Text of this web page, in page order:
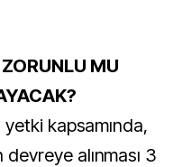
MU
kapsamında,
alınması 3